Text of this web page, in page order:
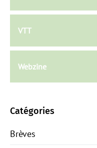
VTT
Webzine
Catégories
Brèves